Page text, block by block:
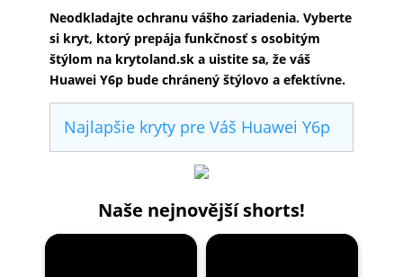
Neodkladajte ochranu vášho zariadenia. Vyberte
si kryt, ktorý prepája funkčnosť s osobitým
štýlom na krytoland.sk a uistite sa, že váš
Huawei Y6p bude chránený štýlovo a efektívne.
Najlapšie kryty pre Váš Huawei Y6p
Naše nejnovější shorts!